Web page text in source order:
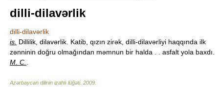
dilli-dilavərlik
dilli-dilavərlik
is. Dillilik, dilavərlik. Katib, qızın zirək, dilli-dilavərliyi haqqında ilk
zənninin doğru olmağından məmnun bir halda . . asfalt yola baxdı.
M. C.
Azərbaycan dilinin izahlı lüğəti. 2009